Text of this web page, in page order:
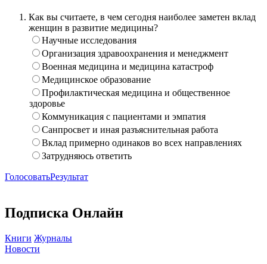
Как вы считаете, в чем сегодня наиболее заметен вклад
женщин в развитие медицины?
Научные исследования
Организация здравоохранения и менеджмент
Военная медицина и медицина катастроф
Медицинское образование
Профилактическая медицина и общественное
здоровье
Коммуникация с пациентами и эмпатия
Санпросвет и иная разъяснительная работа
Вклад примерно одинаков во всех направлениях
Затрудняюсь ответить
ГолосоватьРезультат
Подписка Онлайн
Книги Журналы
Новости